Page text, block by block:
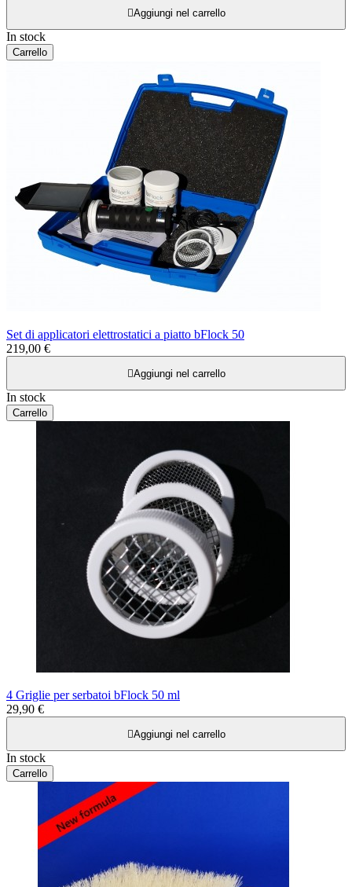
Aggiungi nel carrello
In stock
Carrello
Set di applicatori elettrostatici a piatto bFlock 50
219,00 €
Aggiungi nel carrello
In stock
Carrello
4 Griglie per serbatoi bFlock 50 ml
29,90 €
Aggiungi nel carrello
In stock
Carrello